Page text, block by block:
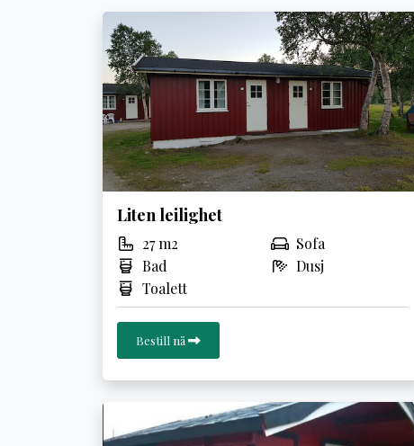
Liten leilighet
27 m2
Sofa
Bad
Dusj
Toalett
Bestill nå